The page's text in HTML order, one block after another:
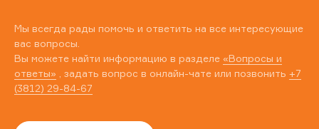
Мы всегда рады помочь и ответить на все интересующие
вас вопросы.
Вы можете найти информацию в разделе «Вопросы и
ответы» , задать вопрос в онлайн-чате или позвонить +7
(3812) 29-84-67